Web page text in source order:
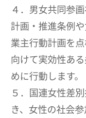
４．男女共同参
計画・推進条例
業主行動計画を
向けて実効性あ
めに行動します。
５．国連女性差
き、女性の社会